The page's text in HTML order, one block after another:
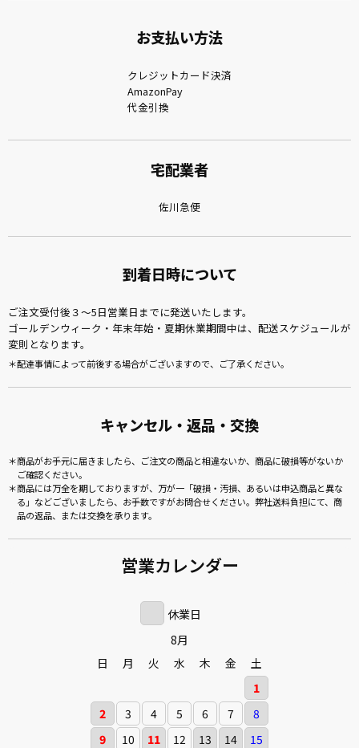
お支払い方法
クレジットカード決済
AmazonPay
代金引換
宅配業者
佐川急便
到着日時について
ご注文受付後３～5日営業日までに発送いたします。
ゴールデンウィーク・年末年始・夏期休業期間中は、配送スケジュールが
変則となります。
配達事情によって前後する場合がございますので、ご了承ください。
キャンセル・返品・交換
商品がお手元に届きましたら、ご注文の商品と相違ないか、商品に破損等がないか
ご確認ください。
商品には万全を期しておりますが、万が一「破損・汚損、あるいは申込商品と異な
る」などございましたら、お手数ですがお問合せください。弊社送料負担にて、商
品の返品、または交換を承ります。
営業カレンダー
休業日
8月
日
月 火 水 木 金
土
1
2
3 4 5 6 7
8
9
10 11 12 13 14
15